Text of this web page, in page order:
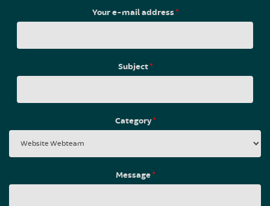
Your e-mail address*
Subject*
Category*
Message*